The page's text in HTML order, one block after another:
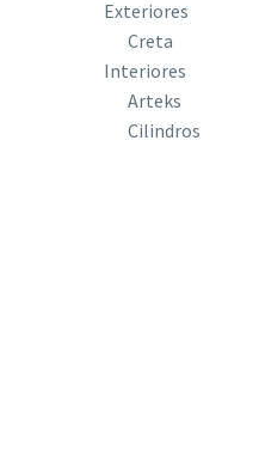
Exteriores
Creta
Interiores
Arteks
Cilindros